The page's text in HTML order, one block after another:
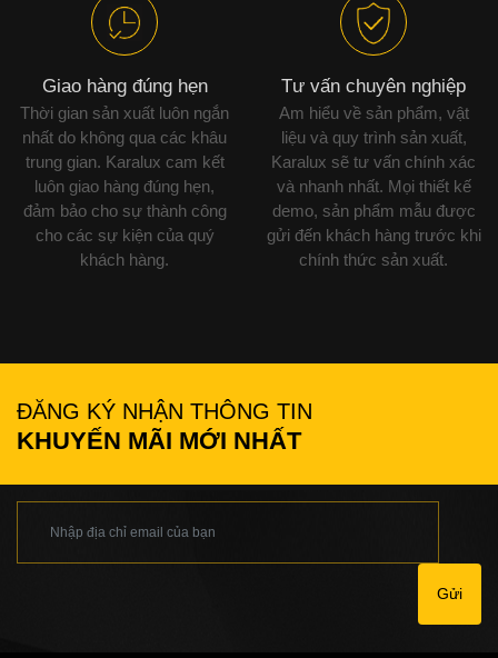
Giao hàng đúng hẹn
Thời gian sản xuất luôn ngắn
nhất do không qua các khâu
trung gian. Karalux cam kết
luôn giao hàng đúng hẹn,
đảm bảo cho sự thành công
cho các sự kiện của quý
khách hàng.
Tư vấn chuyên nghiệp
Am hiểu về sản phẩm, vật
liệu và quy trình sản xuất,
Karalux sẽ tư vấn chính xác
và nhanh nhất. Mọi thiết kế
demo, sản phẩm mẫu được
gửi đến khách hàng trước khi
chính thức sản xuất.
ĐĂNG KÝ NHẬN THÔNG TIN
KHUYẾN MÃI MỚI NHẤT
Gửi